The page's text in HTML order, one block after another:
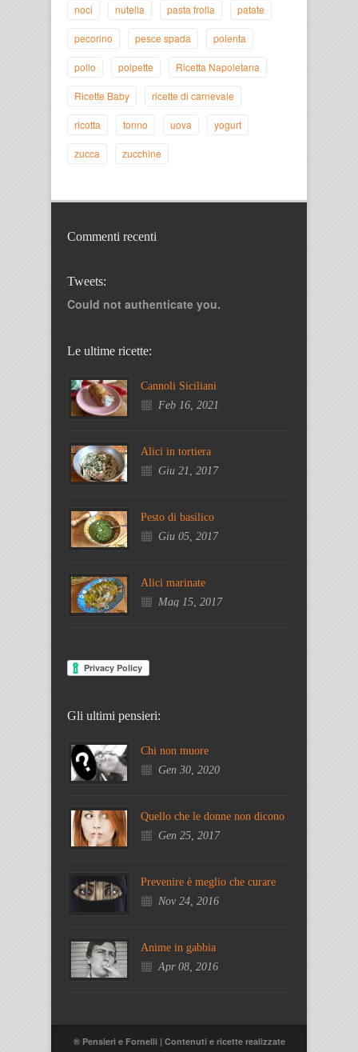
noci nutella pasta frolla patate
pecorino pesce spada polenta
pollo polpette Ricetta Napoletana
Ricette Baby ricette di carnevale
ricotta tonno uova yogurt
zucca zucchine
Commenti recenti
Tweets:
Could not authenticate you.
Le ultime ricette:
Cannoli Siciliani
Feb 16, 2021
Alici in tortiera
Giu 21, 2017
Pesto di basilico
Giu 05, 2017
Alici marinate
Mag 15, 2017
Gli ultimi pensieri:
Chi non muore
Gen 30, 2020
Quello che le donne non dicono
Gen 25, 2017
Prevenire è meglio che curare
Nov 24, 2016
Anime in gabbia
Apr 08, 2016
® Pensieri e Fornelli | Contenuti e ricette realizzate